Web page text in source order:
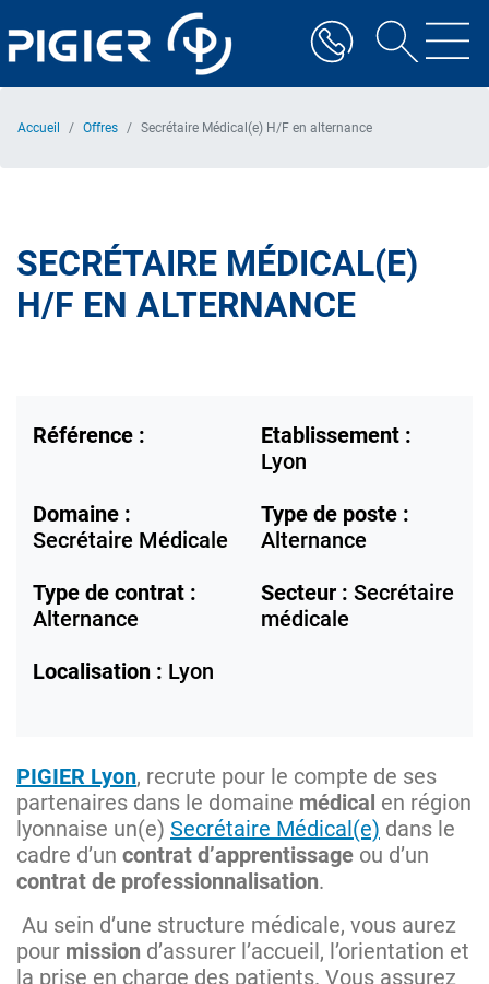
au
contenu
Accueil Offres Secrétaire Médical(e) H/F en alternance
SECRÉTAIRE MÉDICAL(E)
H/F EN ALTERNANCE
Référence :
Etablissement :
Lyon
Domaine :
Secrétaire Médicale
Type de poste :
Alternance
Type de contrat :
Alternance
Secteur : Secrétaire
médicale
Localisation : Lyon
PIGIER Lyon, recrute pour le compte de ses
partenaires dans le domaine médical en région
lyonnaise un(e) Secrétaire Médical(e) dans le
cadre d’un contrat d’apprentissage ou d’un
contrat de professionnalisation.
Au sein d’une structure médicale, vous aurez
pour mission d’assurer l’accueil, l’orientation et
la prise en charge des patients. Vous assurez